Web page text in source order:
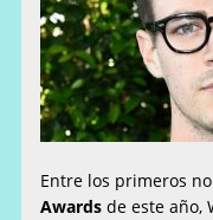
Entre los primeros
Awards de este año,